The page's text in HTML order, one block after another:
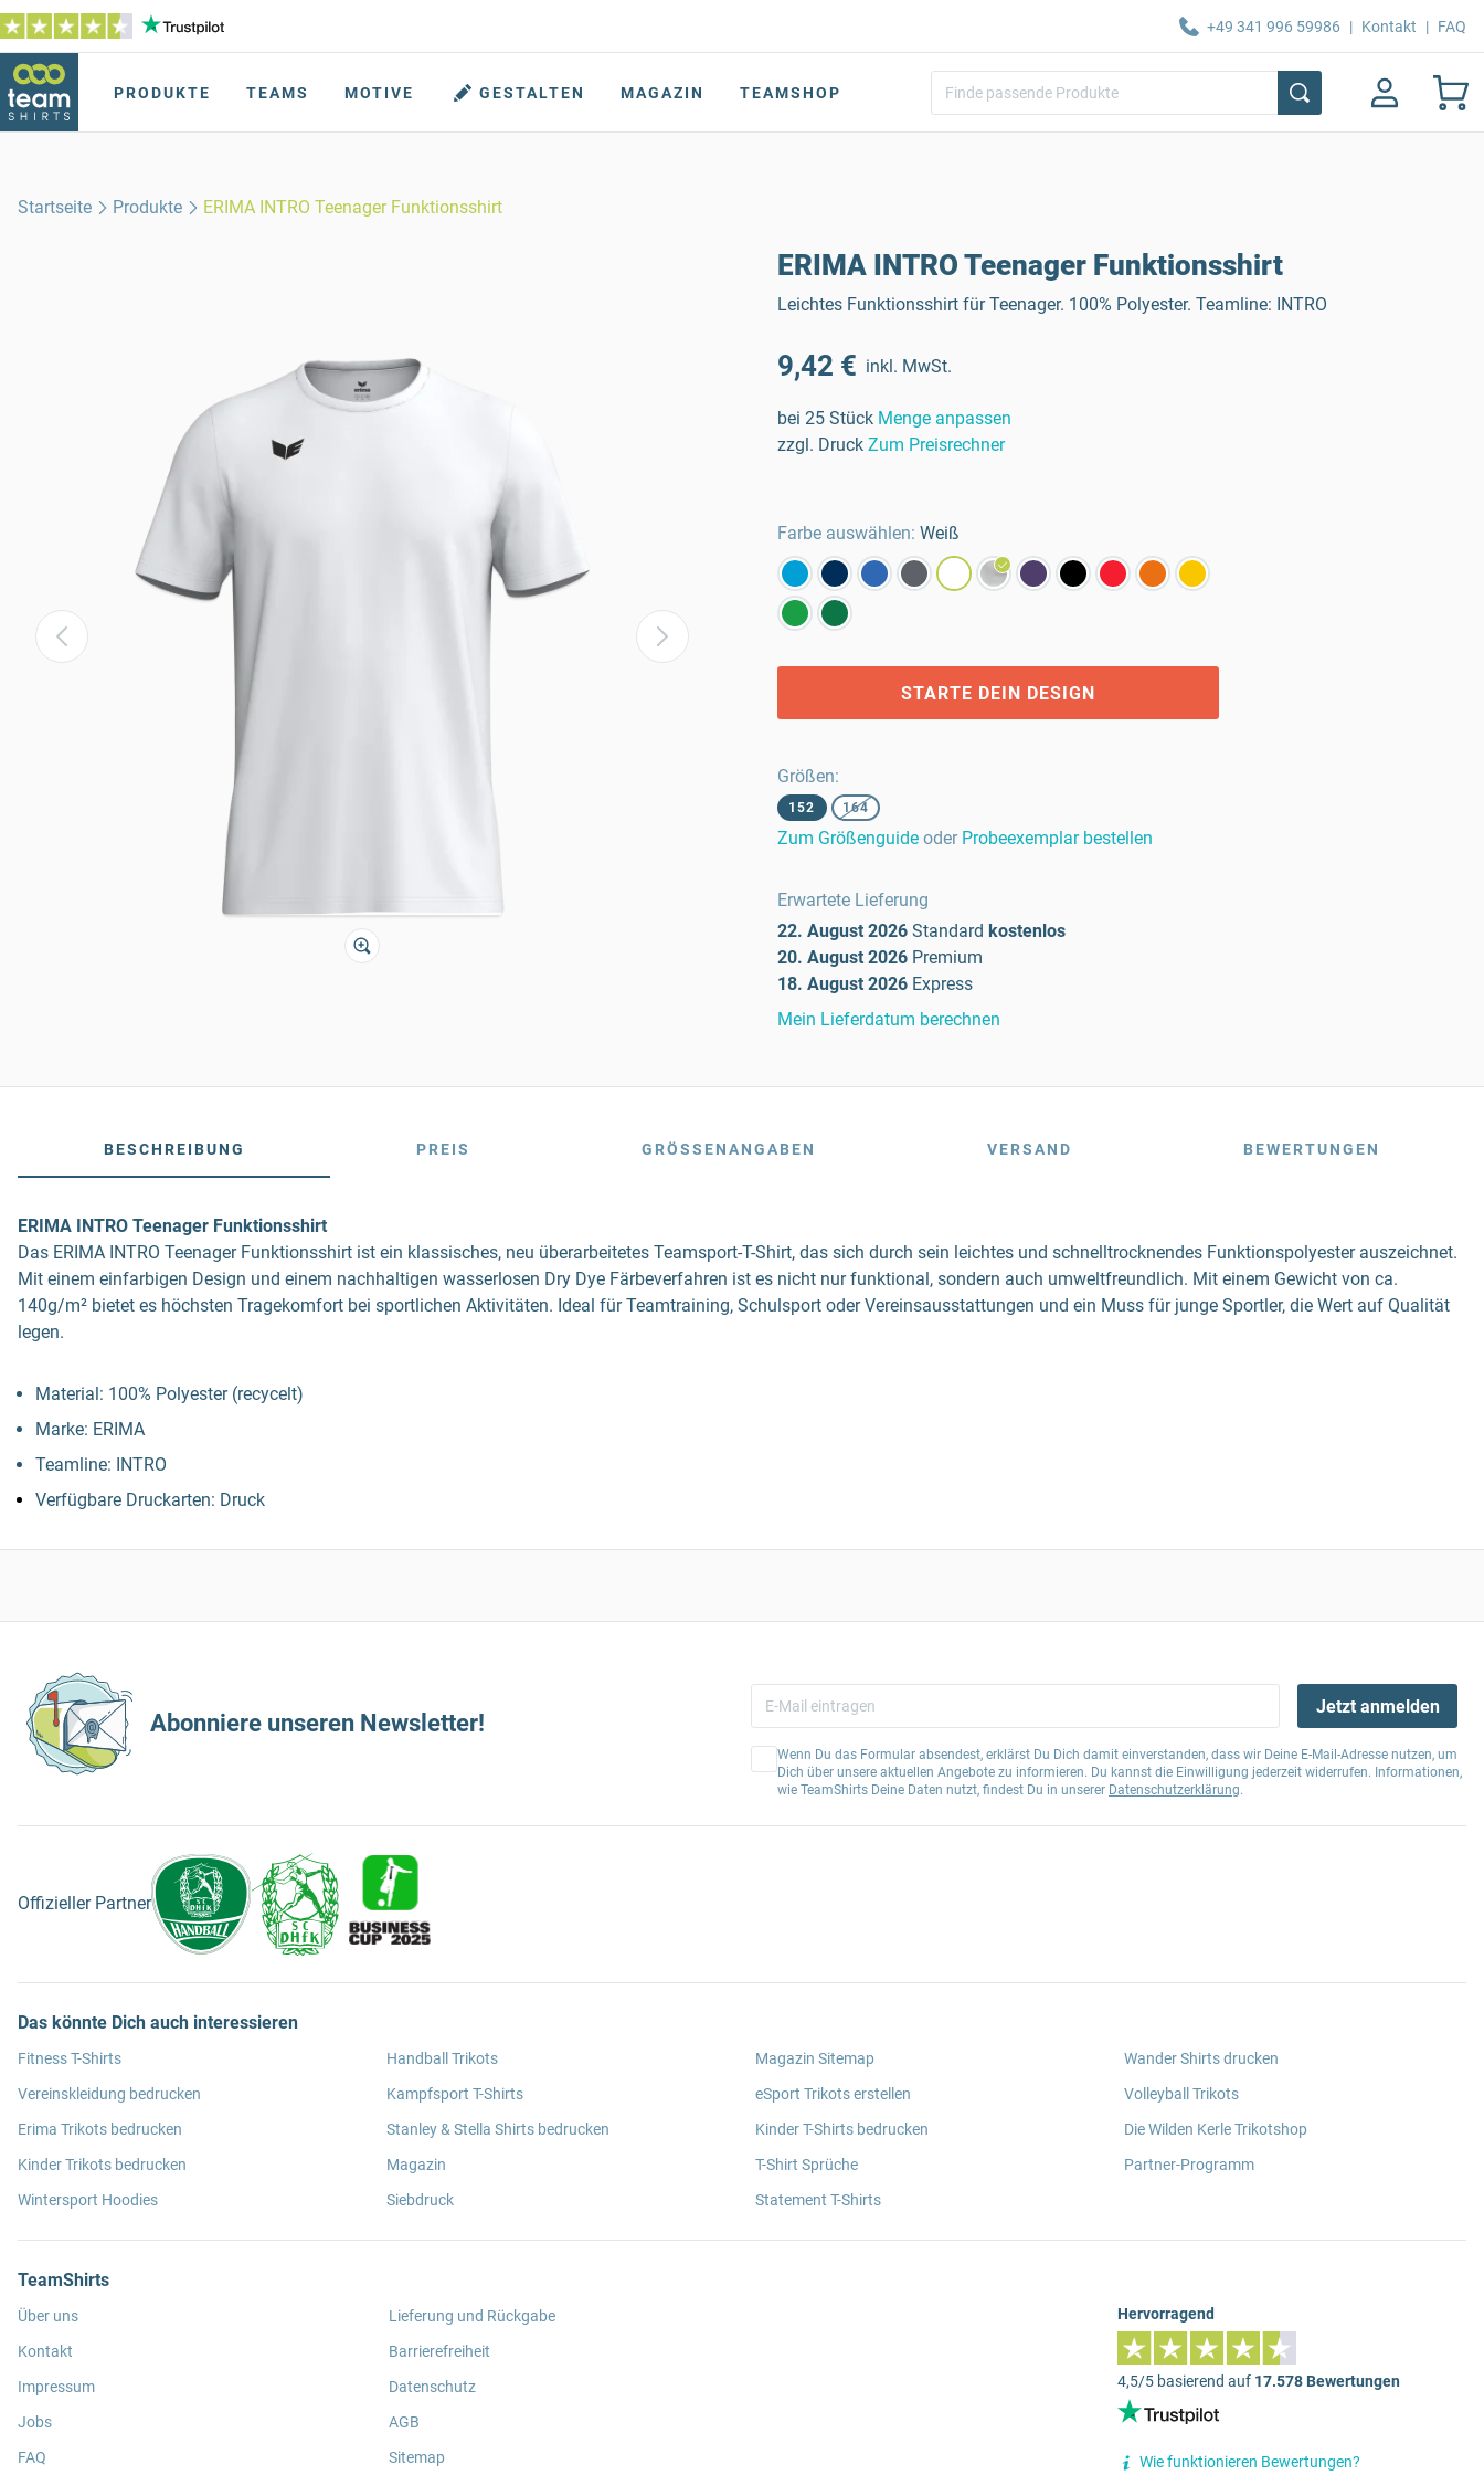
+49 341 996 59986 | Kontakt | FAQ
PRODUKTE TEAMS MOTIVE GESTALTEN MAGAZIN TEAMSHOP
Startseite Produkte ERIMA INTRO Teenager Funktionsshirt
ERIMA INTRO Teenager Funktionsshirt
Leichtes Funktionsshirt für Teenager. 100% Polyester. Teamline: INTRO
9,42 € inkl. MwSt.
bei 25 Stück Menge anpassen
zzgl. Druck Zum Preisrechner
Farbe auswählen: Weiß
STARTE DEIN DESIGN
Größen:
152 164
Zum Größenguide oder Probeexemplar bestellen
Erwartete Lieferung
22. August 2026 Standard kostenlos
20. August 2026 Premium
18. August 2026 Express
Mein Lieferdatum berechnen
BESCHREIBUNG PREIS GRÖSSENANGABEN VERSAND BEWERTUNGEN
ERIMA INTRO Teenager Funktionsshirt
Das ERIMA INTRO Teenager Funktionsshirt ist ein klassisches, neu überarbeitetes Teamsport-T-Shirt, das sich durch sein leichtes und schnelltrocknendes Funktionspolyester auszeichnet.
Mit einem einfarbigen Design und einem nachhaltigen wasserlosen Dry Dye Färbeverfahren ist es nicht nur funktional, sondern auch umweltfreundlich. Mit einem Gewicht von ca.
140g/m² bietet es höchsten Tragekomfort bei sportlichen Aktivitäten. Ideal für Teamtraining, Schulsport oder Vereinsausstattungen und ein Muss für junge Sportler, die Wert auf Qualität
legen.
Material: 100% Polyester (recycelt)
Marke: ERIMA
Teamline: INTRO
Verfügbare Druckarten: Druck
Abonniere unseren Newsletter!
Jetzt anmelden
Wenn Du das Formular absendest, erklärst Du Dich damit einverstanden, dass wir Deine E-Mail-Adresse nutzen, um
Dich über unsere aktuellen Angebote zu informieren. Du kannst die Einwilligung jederzeit widerrufen. Informationen,
wie TeamShirts Deine Daten nutzt, findest Du in unserer Datenschutzerklärung.
Offizieller Partner
Das könnte Dich auch interessieren
Fitness T-Shirts
Vereinskleidung bedrucken
Erima Trikots bedrucken
Kinder Trikots bedrucken
Wintersport Hoodies
Handball Trikots
Kampfsport T-Shirts
Stanley & Stella Shirts bedrucken
Magazin
Siebdruck
Magazin Sitemap
eSport Trikots erstellen
Kinder T-Shirts bedrucken
T-Shirt Sprüche
Statement T-Shirts
Wander Shirts drucken
Volleyball Trikots
Die Wilden Kerle Trikotshop
Partner-Programm
TeamShirts
Über uns
Kontakt
Impressum
Jobs
FAQ
Lieferung und Rückgabe
Barrierefreiheit
Datenschutz
AGB
Sitemap
Hervorragend
4,5/5 basierend auf 17.578 Bewertungen
Wie funktionieren Bewertungen?